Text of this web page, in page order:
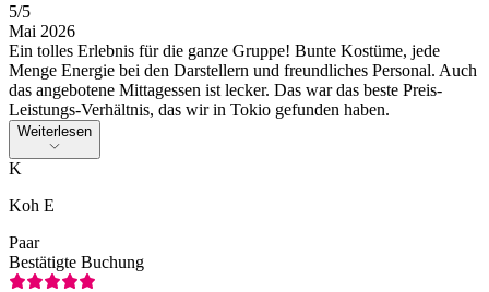
5/5
Mai 2026
Ein tolles Erlebnis für die ganze Gruppe! Bunte Kostüme, jede
Menge Energie bei den Darstellern und freundliches Personal. Auch
das angebotene Mittagessen ist lecker. Das war das beste Preis-
Leistungs-Verhältnis, das wir in Tokio gefunden haben.
Weiterlesen
K
Koh E
Paar
Bestätigte Buchung